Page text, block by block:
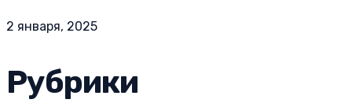
2 января, 2025
Рубрики